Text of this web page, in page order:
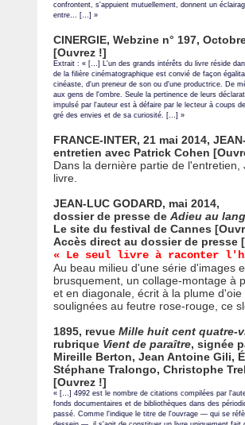
confrontent, s'appuient mutuellement, donnent un
entre… […] »
CINERGIE, Webzine n° 197,
[Ouvrez !]
Extrait : « […] L'un des grands intérêts du livre réside
de la filière cinématographique est convié de façon
cinéaste, d'un preneur de son ou d'une productrice. De
aux gens de l'ombre. Seule la pertinence de leurs
impulsé par l'auteur est à défaire par le lecteur à coups
gré des envies et de sa curiosité. […] »
FRANCE-INTER, 21 mai 2014,
entretien avec Patrick Cohen [
Dans la dernière partie de
livre.
JEAN-LUC GODARD, mai 2014,
dossier de presse de Adieu au
Le site du festival de Cannes [
Accès direct au dossier de presse [
« Le seul livre à raconter
Au beau milieu d'une série d'images
brusquement, un collage-montage à
et en diagonale, écrit à la plume
soulignées au feutre rose-rouge, ce
1895, revue Mille huit cent quatre-
rubrique Vient de paraître, signée
Mireille Berton, Jean Antoine Gili,
Stéphane Tralongo, Christophe
[Ouvrez !]
« […] 4992 est le nombre de citations compilées par
fonds documentaires et de bibliothèques dans des
passé. Comme l'indique le titre de l'ouvrage — qui se